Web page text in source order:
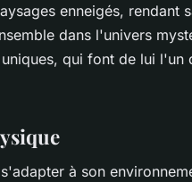
enneigés, rendant
dans l'univers
qui font de lui l'un
à son